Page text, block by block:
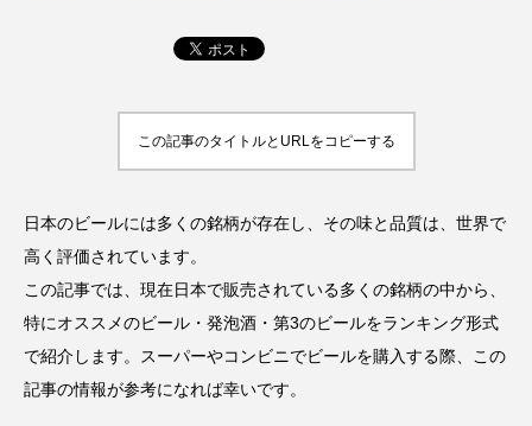
この記事のタイトルとURLをコピーする
日本のビールには多くの銘柄が存在し、その味と品質は、世界で
高く評価されています。
この記事では、現在日本で販売されている多くの銘柄の中から、
特にオススメのビール・発泡酒・第3のビールをランキング形式
で紹介します。スーパーやコンビニでビールを購入する際、この
記事の情報が参考になれば幸いです。